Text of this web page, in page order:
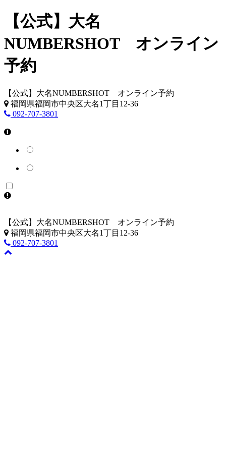
【公式】大名
NUMBERSHOT オンライン
予約
【公式】大名NUMBERSHOT オンライン予約
福岡県福岡市中央区大名1丁目12-36
092-707-3801
【公式】大名NUMBERSHOT オンライン予約
福岡県福岡市中央区大名1丁目12-36
092-707-3801